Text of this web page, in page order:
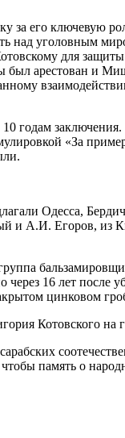
за его ключевую
над уголовным
для
был арестован и
годам
«За
Одесса,
и А.И. Егоров,
16 лет после
цинковом
Котовского
память о